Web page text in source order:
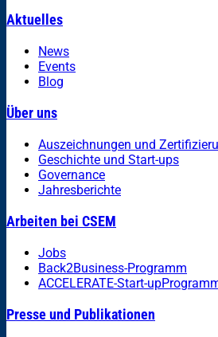
Aktuelles
News
Events
Blog
Über uns
Auszeichnungen und
Geschichte und Start-ups
Governance
Jahresberichte
Arbeiten bei CSEM
Jobs
Back2Business-Programm
ACCELERATE-Start-
Presse und Publikationen